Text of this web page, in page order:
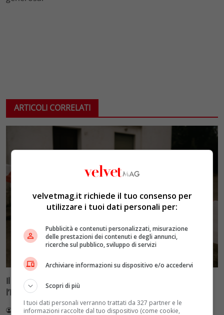
ARTICOLI CORRELATI
Il caso di Avetrana: la storia del delitto che sconvolse
l’Italia
Redazione VelvetMAG 3 Agosto 2026
velvetmag.it richiede il tuo consenso per
utilizzare i tuoi dati personali per:
Pubblicità e contenuti personalizzati, misurazione
delle prestazioni dei contenuti e degli annunci,
ricerche sul pubblico, sviluppo di servizi
Archiviare informazioni su dispositivo e/o accedervi
Scopri di più
I tuoi dati personali verranno trattati da 327 partner e le
informazioni raccolte dal tuo dispositivo (come cookie,